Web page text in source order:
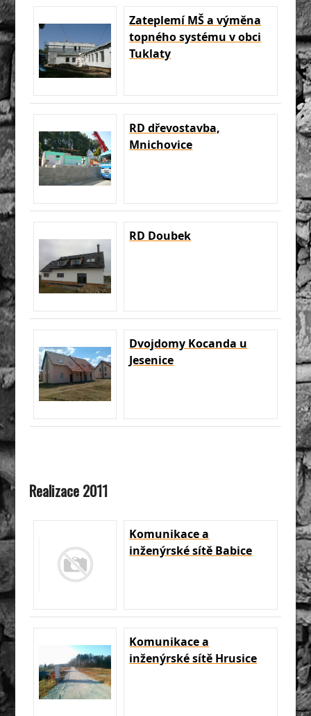
Zateplemí MŠ a výměna
topného systému v obci
Tuklaty
RD dřevostavba,
Mnichovice
RD Doubek
Dvojdomy Kocanda u
Jesenice
Realizace 2011
Komunikace a
inženýrské sítě Babice
Komunikace a
inženýrské sítě Hrusice